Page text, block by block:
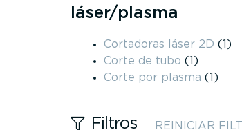
láser/plasma
Cortadoras láser 2D (1)
Corte de tubo (1)
Corte por plasma (1)
Filtros REINICIAR